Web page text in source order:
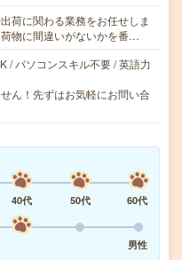
荷に関わる業務をお任せしま
物に間違いがないかを番…
/ パソコンスキル不要 / 英語力
ん！先ずはお気軽にお問い合
40代 50代
60代
男性